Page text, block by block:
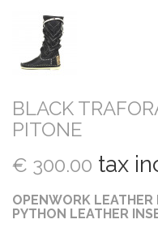
BLACK
PITONE
€ 300.00 tax
OPENWORK
PYTHON LEATHER